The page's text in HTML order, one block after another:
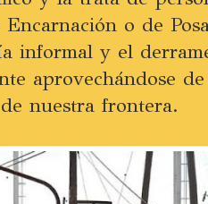
o de
informal y el
aprovechándose
nuestra frontera.